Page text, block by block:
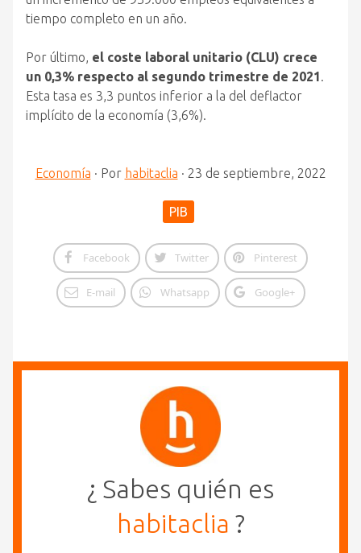
tiempo completo en un año.
Por último, el coste laboral unitario (CLU) crece
un 0,3% respecto al segundo trimestre de 2021.
Esta tasa es 3,3 puntos inferior a la del deflactor
implícito de la economía (3,6%).
Economía · Por habitaclia · 23 de septiembre, 2022
PIB
Facebook Twitter Pinterest
E-mail Whatsapp Google+
¿ Sabes quién es
habitaclia ?